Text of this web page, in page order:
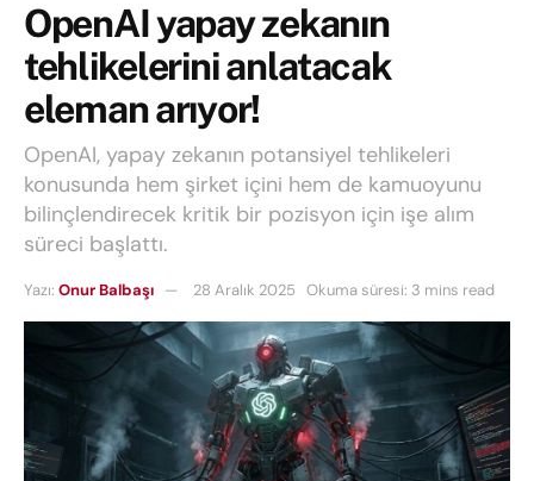
OpenAI yapay zekanın
tehlikelerini anlatacak
eleman arıyor!
OpenAI, yapay zekanın potansiyel tehlikeleri
konusunda hem şirket içini hem de kamuoyunu
bilinçlendirecek kritik bir pozisyon için işe alım
süreci başlattı.
Yazı: Onur Balbaşı 28 Aralık 2025 Okuma süresi: 3 mins read